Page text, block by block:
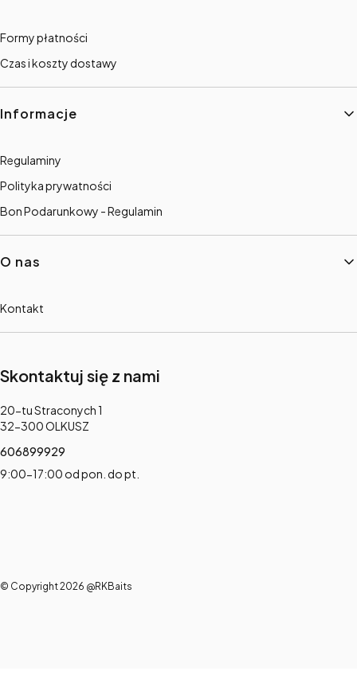
Formy płatności
Czas i koszty dostawy
Informacje
Regulaminy
Polityka prywatności
Bon Podarunkowy - Regulamin
O nas
Kontakt
Skontaktuj się z nami
Adres:
20-tu Straconych 1
32-300 OLKUSZ
606899929
9:00-17:00 od pon. do pt.
© Copyright 2026 @RKBaits